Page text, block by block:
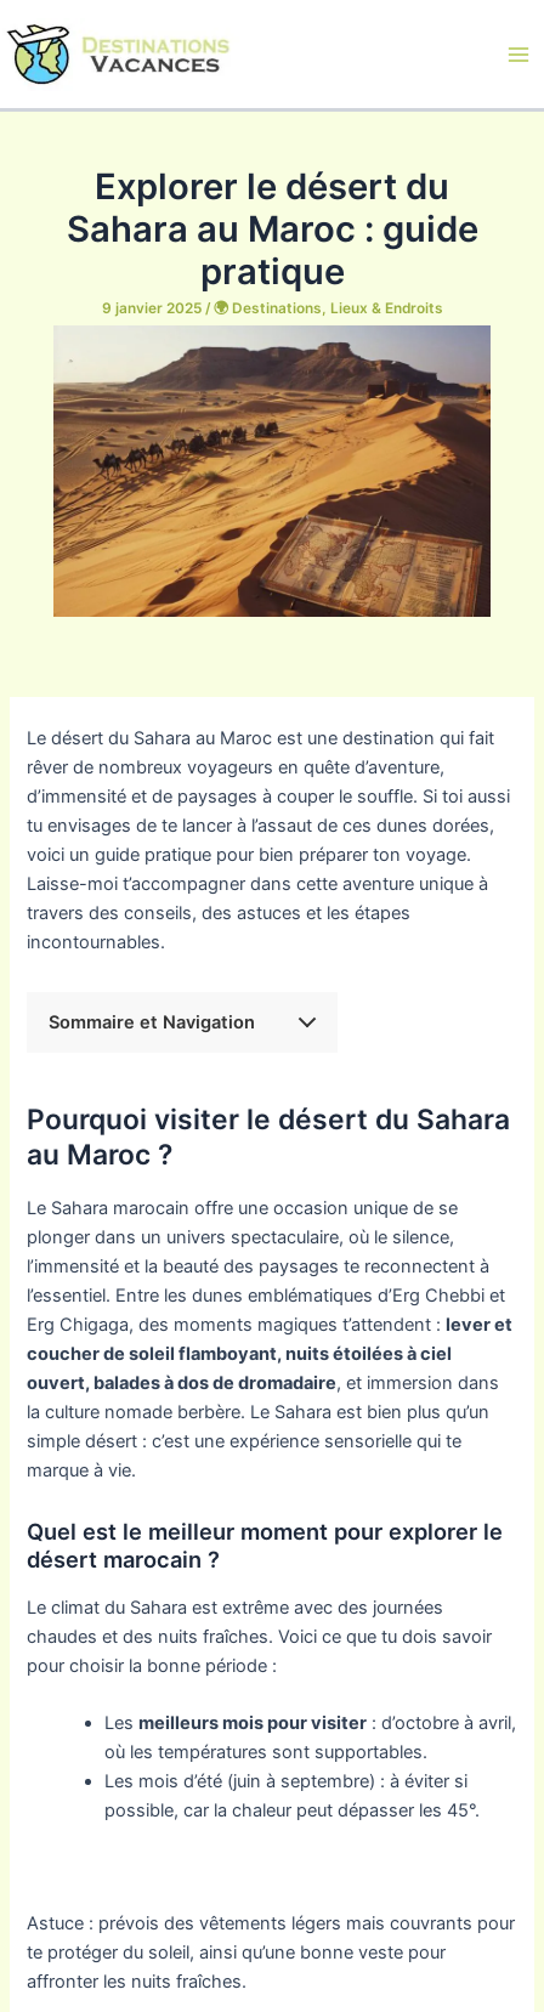
au
contenu
Explorer le désert du
Sahara au Maroc : guide
pratique
9 janvier 2025 /🌍 Destinations, Lieux & Endroits
Le désert du Sahara au Maroc est une destination qui fait
rêver de nombreux voyageurs en quête d’aventure,
d’immensité et de paysages à couper le souffle. Si toi aussi
tu envisages de te lancer à l’assaut de ces dunes dorées,
voici un guide pratique pour bien préparer ton voyage.
Laisse-moi t’accompagner dans cette aventure unique à
travers des conseils, des astuces et les étapes
incontournables.
Sommaire et Navigation
Pourquoi visiter le désert du Sahara
au Maroc ?
Le Sahara marocain offre une occasion unique de se
plonger dans un univers spectaculaire, où le silence,
l’immensité et la beauté des paysages te reconnectent à
l’essentiel. Entre les dunes emblématiques d’Erg Chebbi et
Erg Chigaga, des moments magiques t’attendent :lever et
coucher de soleil flamboyant, nuits étoilées à ciel
ouvert, balades à dos de dromadaire, et immersion dans
la culture nomade berbère. Le Sahara est bien plus qu’un
simple désert : c’est une expérience sensorielle qui te
marque à vie.
Quel est le meilleur moment pour explorer le
désert marocain ?
Le climat du Sahara est extrême avec des journées
chaudes et des nuits fraîches. Voici ce que tu dois savoir
pour choisir la bonne période :
Lesmeilleurs mois pour visiter : d’octobre à avril,
où les températures sont supportables.
Les mois d’été (juin à septembre) : à éviter si
possible, car la chaleur peut dépasser les 45°.
Astuce : prévois des vêtements légers mais couvrants pour
te protéger du soleil, ainsi qu’une bonne veste pour
affronter les nuits fraîches.